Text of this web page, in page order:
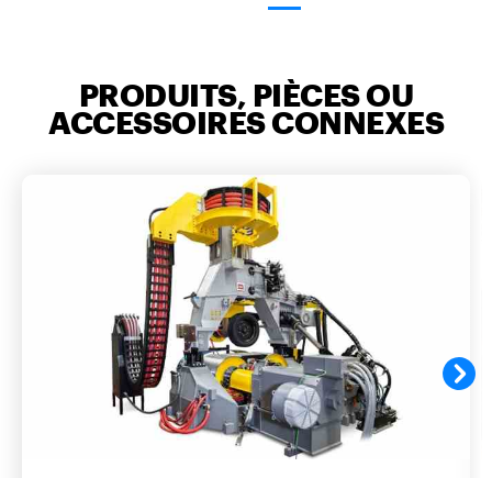
PRODUITS, PIÈCES OU
ACCESSOIRES CONNEXES